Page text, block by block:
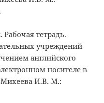
Рабочая тетрадь.
учреждений
английского
носителе в
Михеева И.В. М.: